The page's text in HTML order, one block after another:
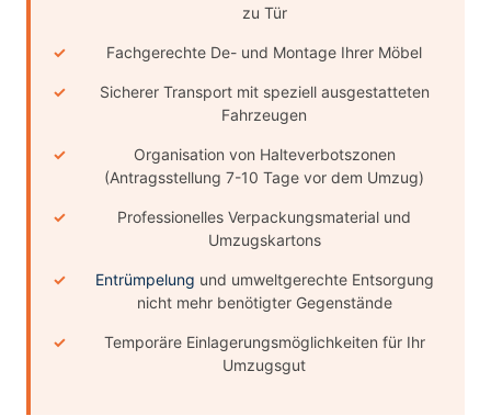
zu Tür
Fachgerechte De- und Montage Ihrer Möbel
Sicherer Transport mit speziell ausgestatteten
Fahrzeugen
Organisation von Halteverbotszonen
(Antragsstellung 7-10 Tage vor dem Umzug)
Professionelles Verpackungsmaterial und
Umzugskartons
Entrümpelung und umweltgerechte Entsorgung
nicht mehr benötigter Gegenstände
Temporäre Einlagerungsmöglichkeiten für Ihr
Umzugsgut